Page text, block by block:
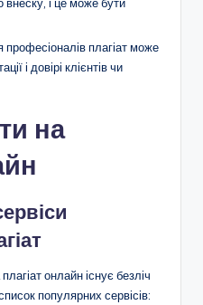
професіоналів плагіат може
і довірі клієнтів чи
на
онлайн існує безліч
популярних сервісів: